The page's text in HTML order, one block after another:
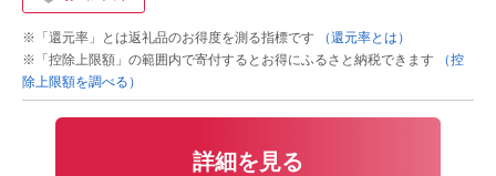
※「還元率」とは返礼品のお得度を測る指標です
（還元率とは）
※「控除上限額」の範囲内で寄付するとお得にふるさと納税できます
（控
除上限額を調べる）
詳細を見る